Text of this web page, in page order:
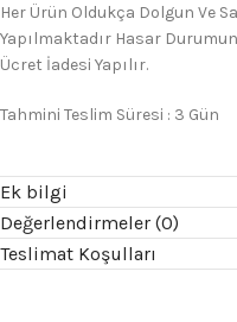
Her Ürün Oldukça Dolgun Ve
Yapılmaktadır Hasar
Ücret İadesi Yapılır.
Tahmini Teslim Süresi : 3 Gün
Ek bilgi
Değerlendirmeler (0)
Teslimat Koşulları